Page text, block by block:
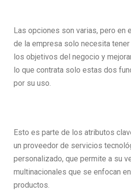
Las opciones son varias, pero en
de la empresa solo necesita
los objetivos del negocio y
lo que contrata solo estas dos
por su uso.
Esto es parte de los atributos
un proveedor de servicios
personalizado, que permite a su
multinacionales que se enfocan
productos.